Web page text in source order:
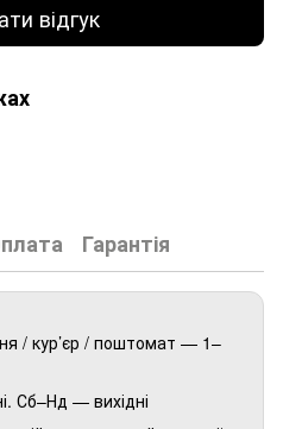
відгук
Гарантія
/ кур’єр / поштомат — 1–
Сб–Нд — вихідні